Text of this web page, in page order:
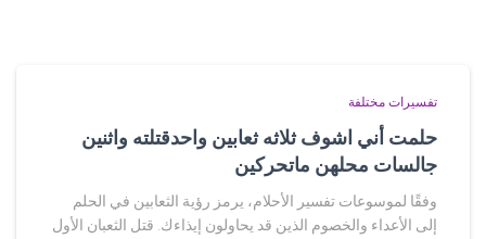
تفسيرات مختلفة
حلمت أني اشوف ثلاثه ثعابين واحدقتلته واثنين
جالسات محلهن ماتحركين
وفقًا لموسوعات تفسير الأحلام، يرمز رؤية الثعابين في الحلم
إلى الأعداء والخصوم الذين قد يحاولون إيذاءك. قتل الثعبان الأول